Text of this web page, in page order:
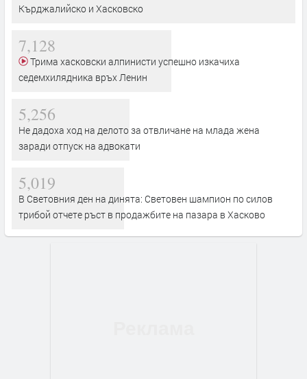
Кърджалийско и Хасковско
7,128
седемхилядника връх Ленин
5,256
Не дадоха ход на делото за отвличане на млада жена
заради отпуск на адвокати
5,019
В Световния ден на динята: Световен шампион по силов
трибой отчете ръст в продажбите на пазара в Хасково